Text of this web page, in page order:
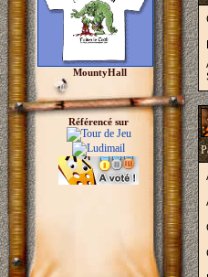
MountyHall
Référencé sur